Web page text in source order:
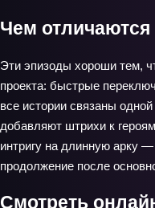
Чем
Эти эпизоды хороши тем,
проекта: быстрые
все истории связаны
добавляют штрихи к
интригу на длинную арку
продолжение после
Смотреть